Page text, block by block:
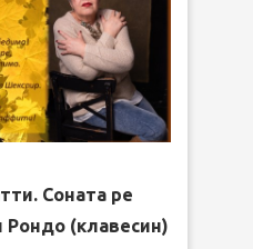
Соната ре
(клавесин)